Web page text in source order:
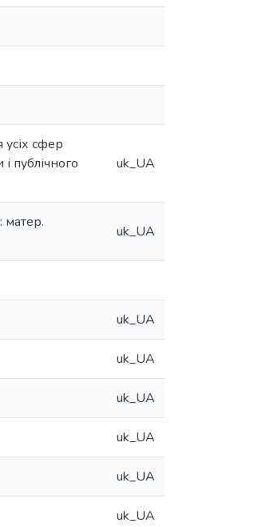
сфер
публічного
uk_UA
матер.
uk_UA
uk_UA
uk_UA
uk_UA
uk_UA
uk_UA
uk_UA